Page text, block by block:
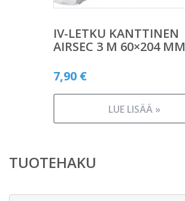
IV-LETKU KANTTINEN
AIRSEC 3 M 60×204 MM
7,90 €
LUE LISÄÄ »
TUOTEHAKU